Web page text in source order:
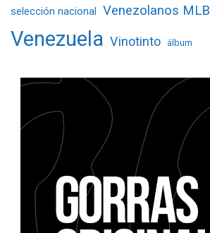
selección nacional Venezolanos MLB
Venezuela Vinotinto álbum